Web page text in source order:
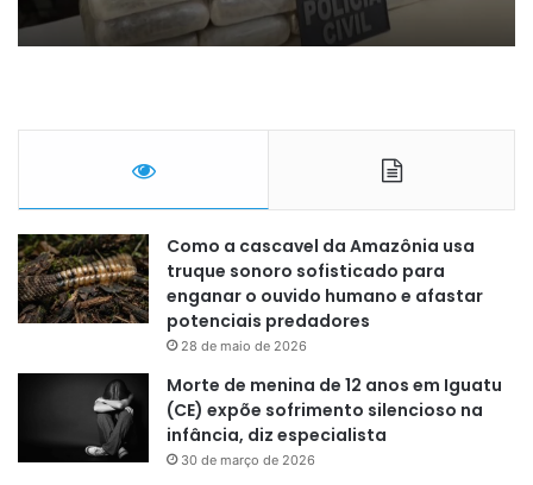
Como a cascavel da Amazônia usa
truque sonoro sofisticado para
enganar o ouvido humano e afastar
potenciais predadores
28 de maio de 2026
Morte de menina de 12 anos em Iguatu
(CE) expõe sofrimento silencioso na
infância, diz especialista
30 de março de 2026